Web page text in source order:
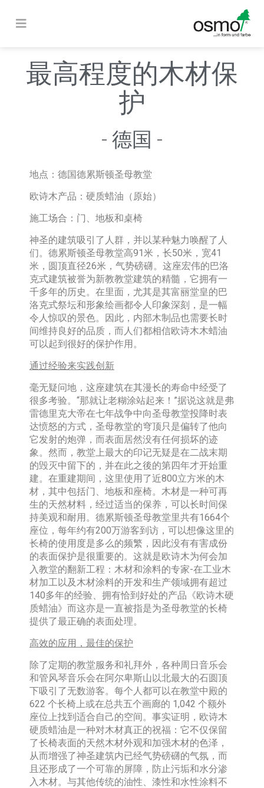
最高程度的木材保
护
- 德国 -
地点： 德国德累斯顿圣母教堂
欧诗木产品： 硬质蜡油（原始）
施工场合： 门、地板和桌椅
神圣的建筑吸引了人群，并以某种魅力唤醒了人
们。德累斯顿圣母教堂高91米，长50米，宽41
米，圆顶直径26米，气势磅礴。这座宏伟的巴洛
克式建筑被誉为新教教堂建筑的精髓，它拥有一
千多年的历史。在里面，尤其是其富丽堂皇的巴
洛克式祭坛和形象绘画都令人印象深刻，是一幅
令人惊叹的景色。因此，内部木制品也需要长时
间维持良好的品质，而人们都相信欧诗木木蜡油
可以起到很好的保护作用。
通过经验来实践创新
毫无疑问地，这座建筑在其漫长的寿命中经受了
很多考验。“那就让老糊涂站起来！”据说这就是弗
雷德里克大帝在七年战争中向圣母教堂投降时表
达愤怒的方式，圣母教堂的穹顶只是偏转了他向
它发射的炮弹，而表面居然没有任何损坏的迹
象。然而，教堂上最大的印记无疑是在二战末期
的毁灭中留下的，并在此之後的第四年才开始重
建。在重建期间，这里使用了近800立方米的木
材，其中包括门、地板和座椅。木材是一种可再
生的天然材料，经过适当的保养，可以长时间保
持美观和耐用。德累斯顿圣母教堂里共有1664个
座位，每年约有200万游客到访，可以想像这里的
长椅的使用度是多么的频繁，因此没有有害成份
的表面保护是很重要的。这就是欧诗木为何会加
入教堂的翻新工程：木材和涂料的专家-在工业木
材加工以及木材涂料的开发和生产领域拥有超过
140多年的经验、拥有恰到好处的产品《欧诗木硬
质蜡油》而这亦是一直被指是为圣母教堂的长椅
提供了最正确的表面处理。
高效的应用，最佳的保护
除了定期的教堂服务和礼拜外，各种周日音乐会
和管风琴音乐会在阿尔卑斯山以北最大的石圆顶
下吸引了无数游客。每个人都可以在教堂中殿的
622 个长椅上或在总共五个画廊的 1,042 个额外
座位上找到适合自己的空间。事实证明，欧诗木
硬质蜡油是一种对木材真正的祝福：它不仅保留
了长椅表面的天然木材外观和加强木材的色泽，
从而增强了神圣建筑内已经气势磅礴的气氛，而
且还形成了一个可靠的屏障，防止污垢和水分渗
入木材。与其他传统的油性、漆性和水性涂料不